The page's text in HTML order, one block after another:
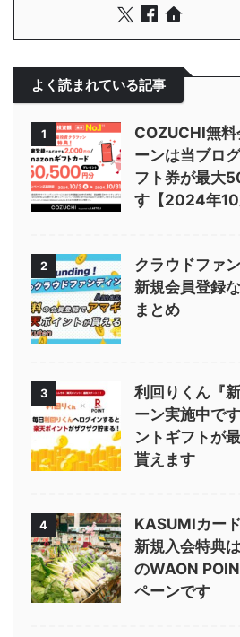
よく読まれている記事
1
COZUCHI無
ーンは当ブロ
フト券が最大
す【2024年10
2
クラウドファ
新規会員登録
まとめ
3
利回りくん『
ーン実施中で
ントギフトが
貰えます
4
KASUMIカー
新規入会特典
のWAON
ペーンです